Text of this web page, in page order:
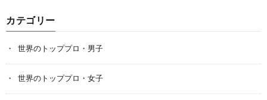
カテゴリー
世界のトッププロ・男子
世界のトッププロ・女子